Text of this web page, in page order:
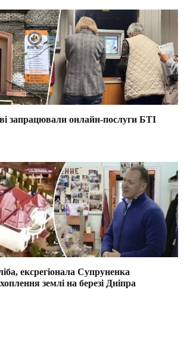
запрацювали онлайн-послуги БТІ
ексрегіонала Супруненка
землі на березі Дніпра